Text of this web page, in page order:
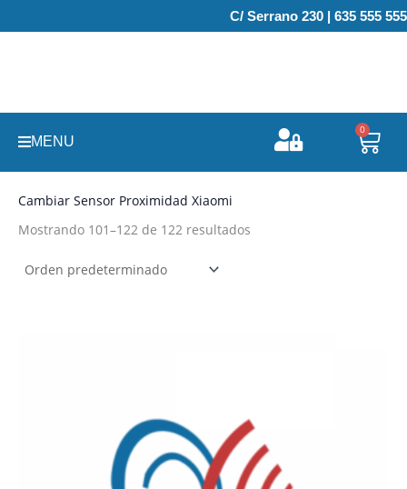
al
C/ Serrano 230 | 635 555 555
MENU
0
Cambiar Sensor Proximidad Xiaomi
Mostrando 101–122 de 122 resultados